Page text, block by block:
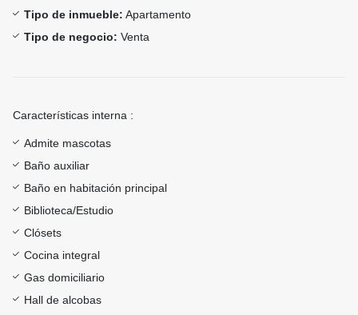
Tipo de inmueble: Apartamento
Tipo de negocio: Venta
Características interna :
Admite mascotas
Baño auxiliar
Baño en habitación principal
Biblioteca/Estudio
Clósets
Cocina integral
Gas domiciliario
Hall de alcobas